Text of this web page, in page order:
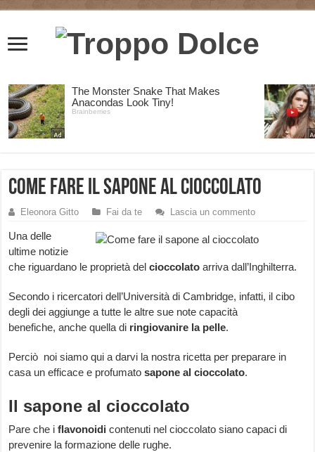
Come fare il sapone al cioccolato
Eleonora Gitto Fai da te Lascia un commento
Una delle
ultime notizie
che riguardano le proprietà delcioccolato arriva dall’Inghilterra.
Secondo i ricercatori dell’Università di Cambridge, infatti, il cibo
degli dei aggiunge a tutte le altre sue note capacità
benefiche, anche quella di ringiovanire la pelle.
Perciò noi siamo qui a darvi la nostra ricetta per preparare in
casa un efficace e profumatosapone al cioccolato.
Il sapone al cioccolato
Pare che iflavonoidi contenuti nel cioccolato siano capaci di
prevenire la formazione delle rughe.